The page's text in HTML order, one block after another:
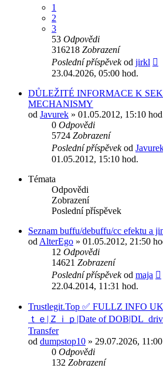
1
2
3
53 Odpovědi
316218 Zobrazení
Poslední příspěvekod jirkl
23.04.2026, 05:00 hod.
DŮLEŽITÉ INFORMACE K
MECHANISMY
od Javurek » 01.05.2012, 15:10
0 Odpovědi
5724 Zobrazení
Poslední příspěvekod
01.05.2012, 15:10 hod.
Témata
Odpovědi
Zobrazení
Poslední příspěvek
Seznam buffu/debuffu/cc efektu a
od AlterEgo » 01.05.2012, 21:50
12 Odpovědi
14621 Zobrazení
Poslední příspěvekod maja
22.04.2014, 11:31 hod.
Trustlegit.Top ✅ FULLZ INFO
ｔｅ|Ｚｉｐ|Date of
Transfer
od dumpstop10 » 29.07.2026,
0 Odpovědi
132 Zobrazení